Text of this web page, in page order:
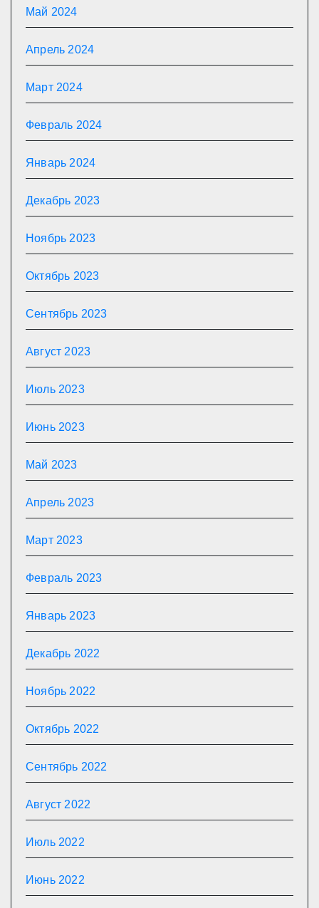
Май 2024
Апрель 2024
Март 2024
Февраль 2024
Январь 2024
Декабрь 2023
Ноябрь 2023
Октябрь 2023
Сентябрь 2023
Август 2023
Июль 2023
Июнь 2023
Май 2023
Апрель 2023
Март 2023
Февраль 2023
Январь 2023
Декабрь 2022
Ноябрь 2022
Октябрь 2022
Сентябрь 2022
Август 2022
Июль 2022
Июнь 2022